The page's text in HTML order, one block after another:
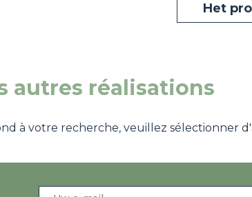
Het
autres réalisations
à votre recherche, veuillez sélectionner